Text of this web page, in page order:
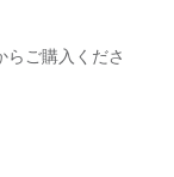
らご購入くださ